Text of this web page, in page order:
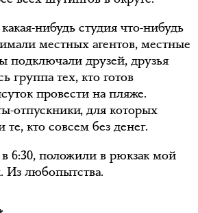
нибудь студия что-нибудь
местных агентов, местные
подключали друзей, друзья
группа тех, кто готов
провести на пляже.
отпускники, для которых
кто совсем без денег.
6:30, положили в рюкзак мой
Из любопытства.